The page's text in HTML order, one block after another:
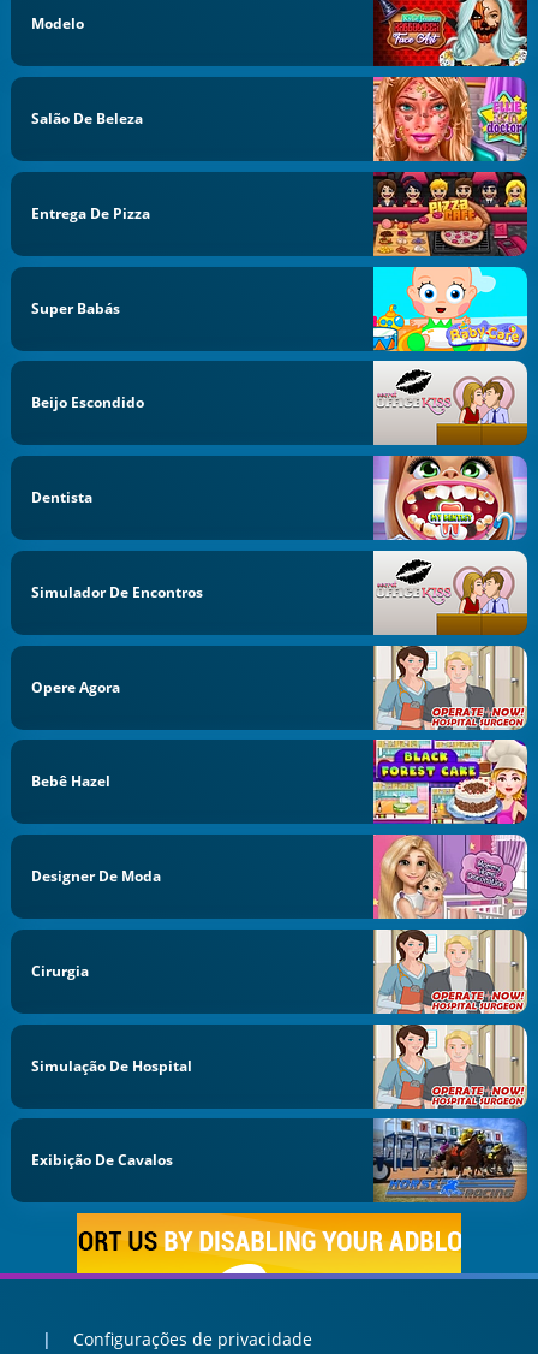
Modelo
Salão De Beleza
Entrega De Pizza
Super Babás
Beijo Escondido
Dentista
Simulador De Encontros
Opere Agora
Bebê Hazel
Designer De Moda
Cirurgia
Simulação De Hospital
Exibição De Cavalos
Configurações de privacidade